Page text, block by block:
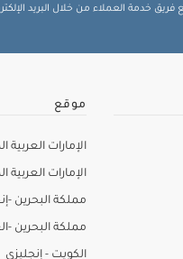
خدمة العملاء من خلال البريد
موقع
الإمارات العربية
الإمارات العربية
مملكة البحرين -
مملكة البحرين -
الكويت - إنجليزي